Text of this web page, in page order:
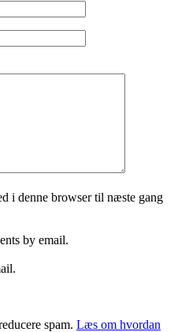
i denne browser til næste gang
by email.
spam. Læs om hvordan